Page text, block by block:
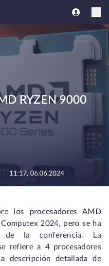
RYZEN 9000
11:17, 06.06.2024
los procesadores AMD
2024, pero se ha
de la conferencia. La
refiere a 4 procesadores
descripción detallada de